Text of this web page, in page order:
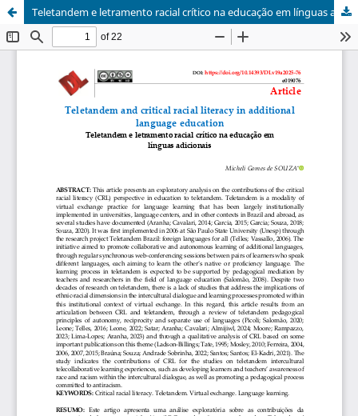
Teletandem e letramento racial crítico na educação em línguas adicionais